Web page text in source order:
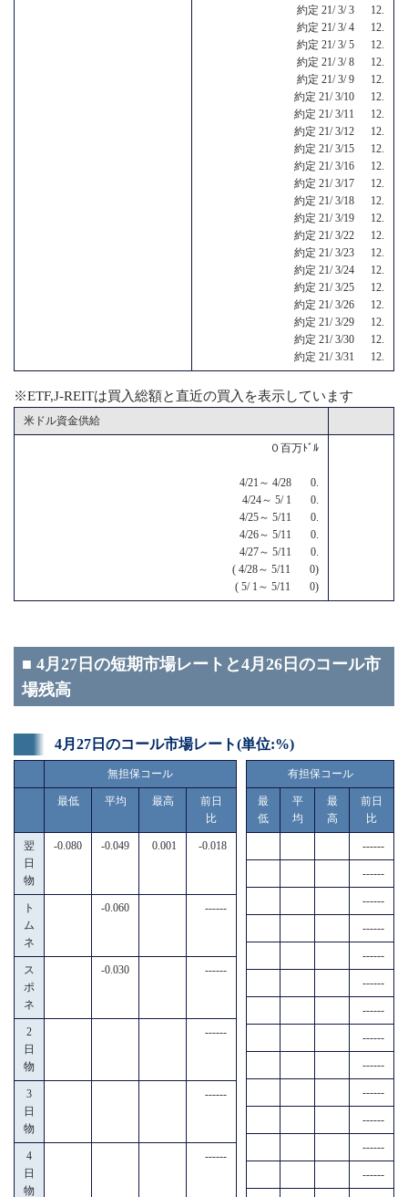
約定 21/ 3/ 3 12.
約定 21/ 3/ 4 12.
約定 21/ 3/ 5 12.
約定 21/ 3/ 8 12.
約定 21/ 3/ 9 12.
約定 21/ 3/10 12.
約定 21/ 3/11 12.
約定 21/ 3/12 12.
約定 21/ 3/15 12.
約定 21/ 3/16 12.
約定 21/ 3/17 12.
約定 21/ 3/18 12.
約定 21/ 3/19 12.
約定 21/ 3/22 12.
約定 21/ 3/23 12.
約定 21/ 3/24 12.
約定 21/ 3/25 12.
約定 21/ 3/26 12.
約定 21/ 3/29 12.
約定 21/ 3/30 12.
約定 21/ 3/31 12.
※ETF,J-REITは買入総額と直近の買入を表示しています
米ドル資金供給
０百万ﾄﾞﾙ
4/21～ 4/28 0.
4/24～ 5/ 1 0.
4/25～ 5/11 0.
4/26～ 5/11 0.
4/27～ 5/11 0.
( 4/28～ 5/11 0)
( 5/ 1～ 5/11 0)
■ 4月27日の短期市場レートと4月26日のコール市
場残高
4月27日のコール市場レート(単位:%)
無担保コール
最低 平均 最高
前日
比
翌
日
物
-0.080 -0.049 0.001 -0.018
ト
ム
ネ
-0.060 ------
ス
ポ
ネ
-0.030 ------
2
日
物
------
3
日
物
------
4
日
物
------
有担保コール
最
低
平
均
最
高
前日
比
------
------
------
------
------
------
------
------
------
------
------
------
------